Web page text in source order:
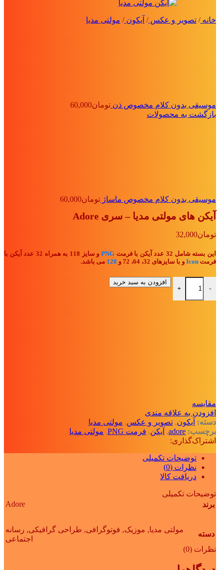
خانه/ تصویر و عکس/ آیکون‌/ مولتی مدیا
موسیقی بدون کلام مخصوص ذن تومان60,000
بازگشت به محصولات
موسیقی بدون کلام مخصوص ماساژ تومان60,000
آیکن های مولتی مدیا – سری Adore
تومان32,000
این بسته شامل 32 عدد آیکن با فرمت PNG
و سایز 118 به همراه 32 عدد آیکن با
فرمت Icon و با سایزهای 32، 64، 72 و 128 می باشد.
-
آیکن های مولتی مدیا - سری Adore عدد
+
افزودن به سبد خرید
مقايسه
افزودن به علاقه مندی
دسته: آیکون‌, تصویر و عکس, مولتی مدیا
برچسب: adore
, آیکن, فرمت PNG , مولتی مدیا
اشتراک‌گذاری:
توضیحات تکمیلی
نظرات (0)
دریافت کالا
توضیحات تکمیلی
برند
Adore
دسته
مولتی مدیا, موزیک, فوتوگرافی, طراحی گرافیکی, رسانه
اجتماعی
نظرات (0)